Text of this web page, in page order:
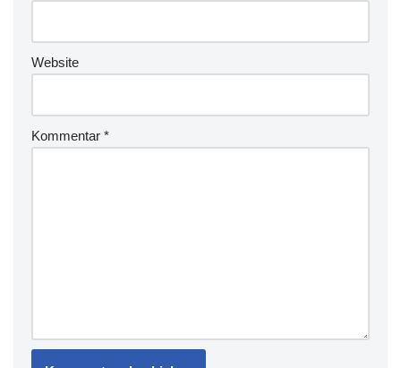
Website
Kommentar *